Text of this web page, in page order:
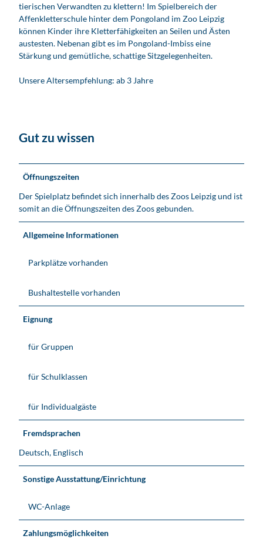
tierischen Verwandten zu klettern! Im Spielbereich der
Affenkletterschule hinter dem Pongoland im Zoo Leipzig
können Kinder ihre Kletterfähigkeiten an Seilen und Ästen
austesten. Nebenan gibt es im Pongoland-Imbiss eine
Stärkung und gemütliche, schattige Sitzgelegenheiten.
Unsere Altersempfehlung: ab 3 Jahre
Gut zu wissen
Öffnungszeiten
Der Spielplatz befindet sich innerhalb des Zoos Leipzig und ist
somit an die Öffnungszeiten des Zoos gebunden.
Allgemeine Informationen
Parkplätze vorhanden
Bushaltestelle vorhanden
Eignung
für Gruppen
für Schulklassen
für Individualgäste
Fremdsprachen
Deutsch, Englisch
Sonstige Ausstattung/Einrichtung
WC-Anlage
Zahlungsmöglichkeiten